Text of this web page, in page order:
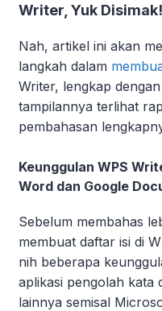
Writer, Yuk Disimak!
Nah, artikel ini akan
langkah dalam
Writer, lengkap
tampilannya terlihat
pembahasan
Keunggulan WPS
Word dan Google
Sebelum membahas
membuat daftar isi di
nih beberapa
aplikasi pengolah kata
lainnya semisal